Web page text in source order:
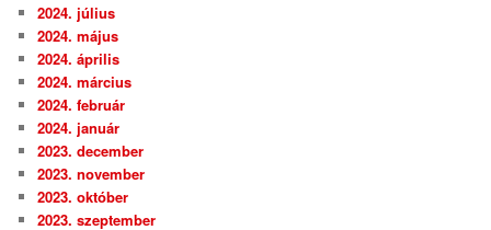
2024. július
2024. május
2024. április
2024. március
2024. február
2024. január
2023. december
2023. november
2023. október
2023. szeptember